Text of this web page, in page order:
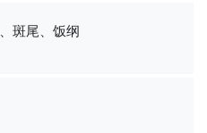
斑尾、饭纲